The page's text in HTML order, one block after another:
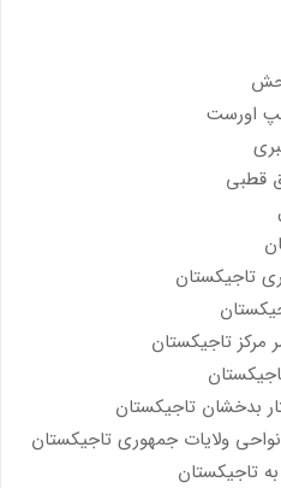
نگینی
اورست
قطبی
تاجیکستان
تاجیکستان
بدخشان تاجیکستان
ولایات جمهوری تاجیکستان
تاجیکستان